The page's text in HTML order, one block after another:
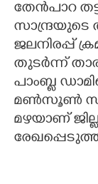
തേൻപാറ
സാന്ദ്രയുടെ
ജലനിരപ്പ്
തുടർന്ന്
പാംബ്ല
മൺസൂൺ
മഴയാണ്